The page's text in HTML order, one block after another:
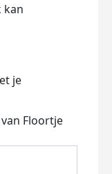
kan
je
Floortje